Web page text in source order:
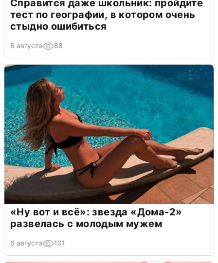
Справится даже школьник: пройдите
тест по географии, в котором очень
стыдно ошибиться
6 августа 88
«Ну вот и всё»: звезда «Дома-2»
развелась с молодым мужем
6 августа 101